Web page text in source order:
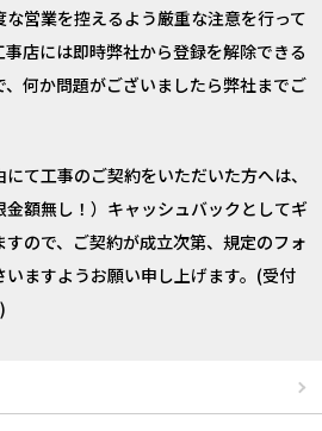
営業を控えるよう厳重な注意を行って
店には即時弊社から登録を解除できる
何か問題がございましたら弊社までご
て工事のご契約をいただいた方へは、
額無し！）キャッシュバックとしてギ
ので、ご契約が成立次第、規定のフォ
ますようお願い申し上げます。(受付